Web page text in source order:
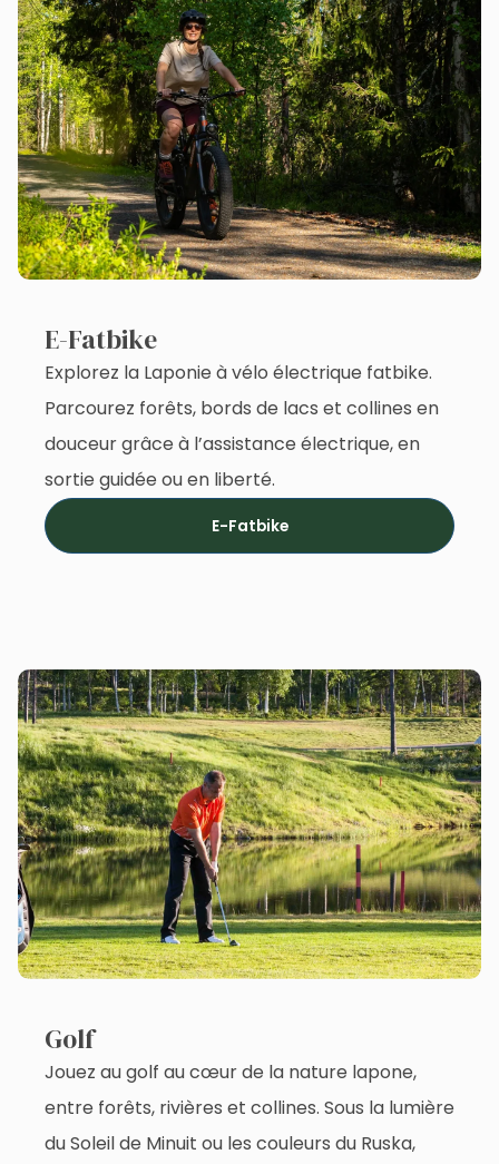
E-Fatbike
Explorez la Laponie à vélo électrique fatbike.
Parcourez forêts, bords de lacs et collines en
douceur grâce à l’assistance électrique, en
sortie guidée ou en liberté.
E-Fatbike
Golf
Jouez au golf au cœur de la nature lapone,
entre forêts, rivières et collines. Sous la lumière
du Soleil de Minuit ou les couleurs du Ruska,